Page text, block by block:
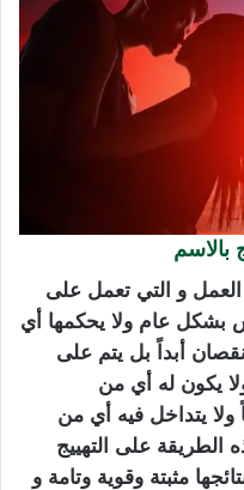
بالاسم
العمل و التي تعمل على
بشكل عام ولا يحكمها أي
أبداً بل يتم على
يكون له أي من
ولا يتداخل فيه أي من
الطريقة على التهييج
مثبتة وقوية وتامة و